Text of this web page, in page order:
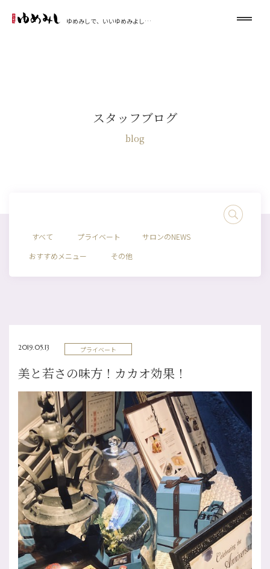
ゆめみしで、いいゆめみよし…
スタッフブログ
blog
すべて プライベート
サロンのNEWS
おすすめメニュー
その他
2019.05.13 プライベート
美と若さの味方！カカオ効果！